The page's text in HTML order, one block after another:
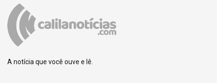
A notícia que você ouve e lê.